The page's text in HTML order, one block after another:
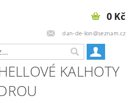
dan-de-lion@seznam.cz
0 Kč
KALHOTY